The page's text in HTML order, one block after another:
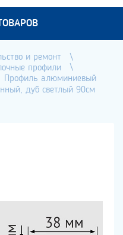
и ремонт
профили
Профиль алюминиевый
дуб светлый 90см